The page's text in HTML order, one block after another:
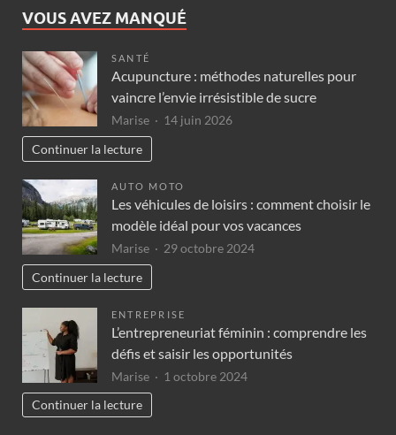
VOUS AVEZ MANQUÉ
SANTÉ
Acupuncture : méthodes naturelles pour
vaincre l’envie irrésistible de sucre
Marise
14 juin 2026
Continuer la lecture
AUTO MOTO
Les véhicules de loisirs : comment choisir le
modèle idéal pour vos vacances
Marise
29 octobre 2024
Continuer la lecture
ENTREPRISE
L’entrepreneuriat féminin : comprendre les
défis et saisir les opportunités
Marise
1 octobre 2024
Continuer la lecture